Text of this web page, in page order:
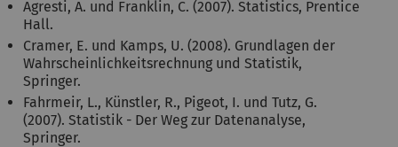
Agresti, A. und Franklin, C. (2007). Statistics, Prentice
Hall.
Cramer, E. und Kamps, U. (2008). Grundlagen der
Wahrscheinlichkeitsrechnung und Statistik,
Springer.
Fahrmeir, L., Künstler, R., Pigeot, I. und Tutz, G.
(2007). Statistik - Der Weg zur Datenanalyse,
Springer.